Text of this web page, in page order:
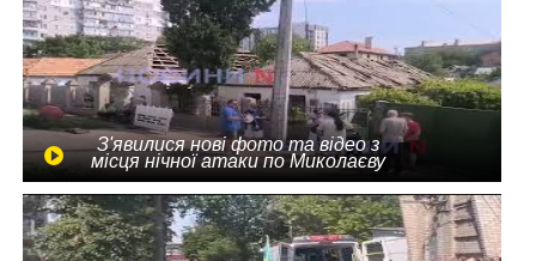
З'явилися нові фото та відео з
місця нічної атаки по Миколаєву